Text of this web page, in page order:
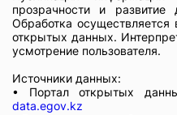
прозрачности и развитие
Обработка осуществляется
открытых данных.
усмотрение пользователя.
Источники данных:
• Портал открытых
data.egov.kz